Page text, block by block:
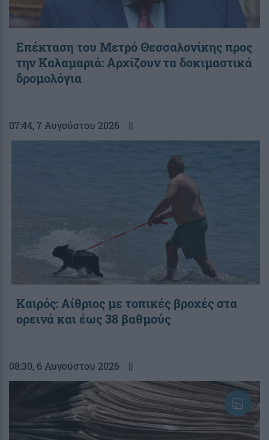
Επέκταση του Μετρό Θεσσαλονίκης προς
την Καλαμαριά: Αρχίζουν τα δοκιμαστικά
δρομολόγια
07:44, 7 Αυγούστου 2026 ||
Καιρός: Αίθριος με τοπικές βροχές στα
ορεινά και έως 38 βαθμούς
08:30, 6 Αυγούστου 2026 ||